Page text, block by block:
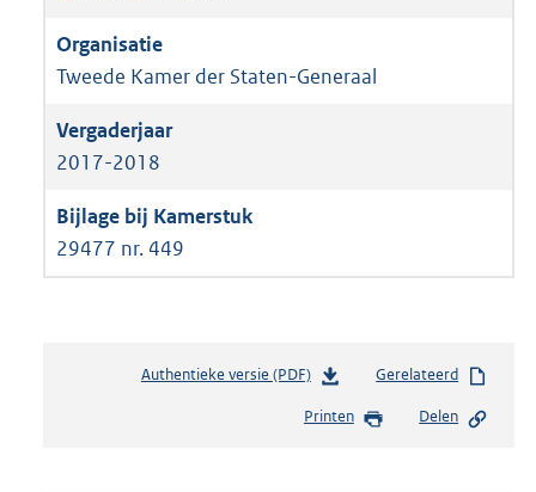
Tweede Kamer der Staten-Generaal
2017-2018
29477 nr. 449
Authentieke versie (PDF)b
s
Gerelateerd
Printen Delen